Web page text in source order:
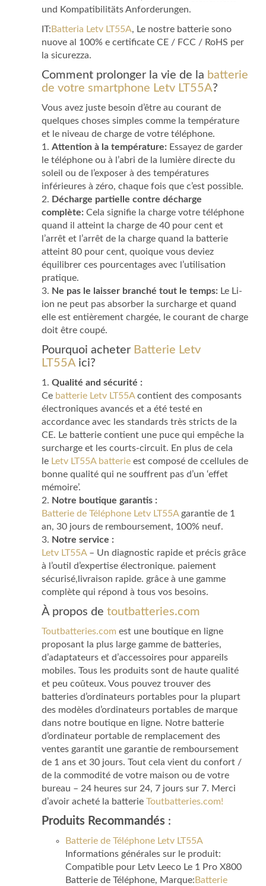
und Kompatibilitäts Anforderungen.
IT: Batteria Letv LT55A, Le nostre batterie sono
nuove al 100% e certificate CE / FCC / RoHS per
la sicurezza.
Comment prolonger la vie de la batterie
de votre smartphone Letv LT55A?
Vous avez juste besoin d’être au courant de
quelques choses simples comme la température
et le niveau de charge de votre téléphone.
1. Attention à la température: Essayez de garder
le téléphone ou à l’abri de la lumière directe du
soleil ou de l’exposer à des températures
inférieures à zéro, chaque fois que c’est possible.
2. Décharge partielle contre décharge
complète: Cela signifie la charge votre téléphone
quand il atteint la charge de 40 pour cent et
l’arrêt et l’arrêt de la charge quand la batterie
atteint 80 pour cent, quoique vous deviez
équilibrer ces pourcentages avec l’utilisation
pratique.
3. Ne pas le laisser branché tout le temps: Le Li-
ion ne peut pas absorber la surcharge et quand
elle est entièrement chargée, le courant de charge
doit être coupé.
Pourquoi acheter Batterie Letv
LT55Aici?
1. Qualité and sécurité :
Ce batterie Letv LT55Acontient des composants
électroniques avancés et a été testé en
accordance avec les standards très stricts de la
CE. Le batterie contient une puce qui empêche la
surcharge et les courts-circuit. En plus de cela
le Letv LT55A batterie est composé de ccellules de
bonne qualité qui ne souffrent pas d’un ‘effet
mémoire’.
2. Notre boutique garantis :
Batterie de Téléphone Letv LT55Agarantie de 1
an, 30 jours de remboursement, 100% neuf.
3. Notre service :
Letv LT55A– Un diagnostic rapide et précis grâce
à l’outil d’expertise électronique. paiement
sécurisé,livraison rapide. grâce à une gamme
complète qui répond à tous vos besoins.
À propos de toutbatteries.com
Toutbatteries.com est une boutique en ligne
proposant la plus large gamme de batteries,
d’adaptateurs et d’accessoires pour appareils
mobiles. Tous les produits sont de haute qualité
et peu coûteux. Vous pouvez trouver des
batteries d’ordinateurs portables pour la plupart
des modèles d’ordinateurs portables de marque
dans notre boutique en ligne. Notre batterie
d’ordinateur portable de remplacement des
ventes garantit une garantie de remboursement
de 1 ans et 30 jours. Tout cela vient du confort /
de la commodité de votre maison ou de votre
bureau – 24 heures sur 24, 7 jours sur 7. Merci
d’avoir acheté la batterie Toutbatteries.com!
Produits Recommandés :
Batterie de Téléphone Letv LT55A
Informations générales sur le produit:
Compatible pour Letv Leeco Le 1 Pro X800
Batterie de Téléphone, Marque: Batterie